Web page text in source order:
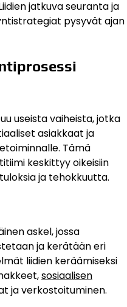
jatkuva seuranta ja
pysyvät ajan
useista vaiheista, jotka
asiakkaat ja
Tämä
keskittyy oikeisiin
ja tehokkuutta.
askel, jossa
ja kerätään eri
liidien keräämiseksi
sosiaalisen
ja verkostoituminen.